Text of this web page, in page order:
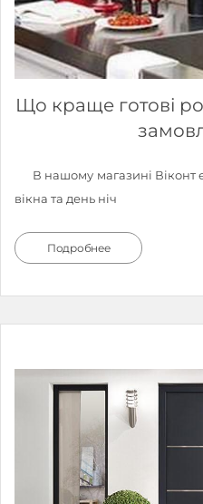
Що краще готові
В нашому магазині Віконт
вікна та день ніч
Подробнее